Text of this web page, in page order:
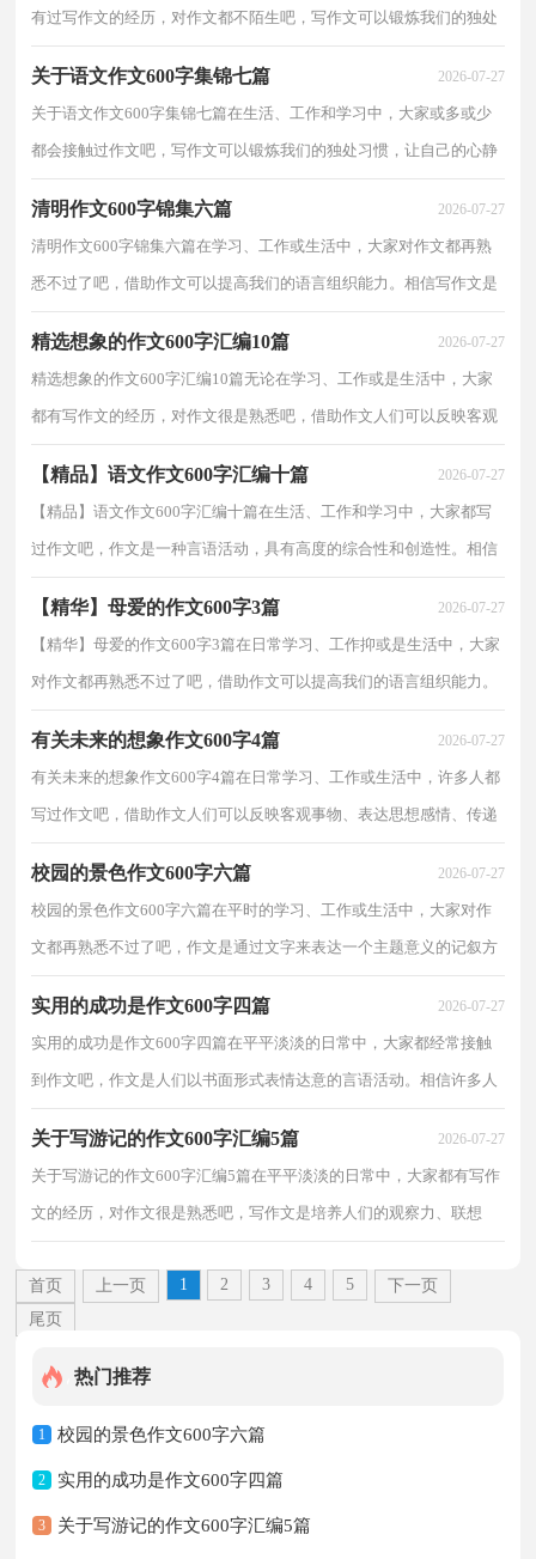
有过写作文的经历，对作文都不陌生吧，写作文可以锻炼我们的独处
关于语文作文600字集锦七篇 2026-07-27
关于语文作文600字集锦七篇在生活、工作和学习中，大家或多或少
都会接触过作文吧，写作文可以锻炼我们的独处习惯，让自己的心静
清明作文600字锦集六篇 2026-07-27
清明作文600字锦集六篇在学习、工作或生活中，大家对作文都再熟
悉不过了吧，借助作文可以提高我们的语言组织能力。相信写作文是
精选想象的作文600字汇编10篇 2026-07-27
精选想象的作文600字汇编10篇无论在学习、工作或是生活中，大家
都有写作文的经历，对作文很是熟悉吧，借助作文人们可以反映客观
【精品】语文作文600字汇编十篇 2026-07-27
【精品】语文作文600字汇编十篇在生活、工作和学习中，大家都写
过作文吧，作文是一种言语活动，具有高度的综合性和创造性。相信
【精华】母爱的作文600字3篇 2026-07-27
【精华】母爱的作文600字3篇在日常学习、工作抑或是生活中，大家
对作文都再熟悉不过了吧，借助作文可以提高我们的语言组织能力。
有关未来的想象作文600字4篇 2026-07-27
有关未来的想象作文600字4篇在日常学习、工作或生活中，许多人都
写过作文吧，借助作文人们可以反映客观事物、表达思想感情、传递
校园的景色作文600字六篇 2026-07-27
校园的景色作文600字六篇在平时的学习、工作或生活中，大家对作
文都再熟悉不过了吧，作文是通过文字来表达一个主题意义的记叙方
实用的成功是作文600字四篇 2026-07-27
实用的成功是作文600字四篇在平平淡淡的日常中，大家都经常接触
到作文吧，作文是人们以书面形式表情达意的言语活动。相信许多人
关于写游记的作文600字汇编5篇 2026-07-27
关于写游记的作文600字汇编5篇在平平淡淡的日常中，大家都有写作
文的经历，对作文很是熟悉吧，写作文是培养人们的观察力、联想
首页
上一页 1 2 3 4 5
下一页
尾页
热门推荐
1 校园的景色作文600字六篇
2 实用的成功是作文600字四篇
3 关于写游记的作文600字汇编5篇